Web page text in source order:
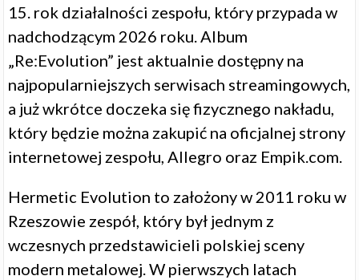
15. rok działalności zespołu, który przypada w
nadchodzącym 2026 roku. Album
„Re:Evolution” jest aktualnie dostępny na
najpopularniejszych serwisach streamingowych,
a już wkrótce doczeka się fizycznego nakładu,
który będzie można zakupić na oficjalnej strony
internetowej zespołu, Allegro oraz Empik.com.
Hermetic Evolution to założony w 2011 roku w
Rzeszowie zespół, który był jednym z
wczesnych przedstawicieli polskiej sceny
modern metalowej. W pierwszych latach